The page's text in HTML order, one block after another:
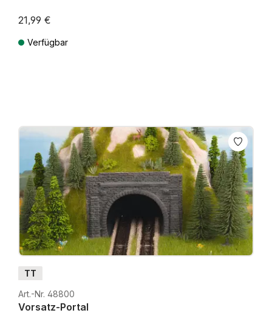
21,99 €
Verfügbar
TT
Art.-Nr. 48800
Vorsatz-Portal